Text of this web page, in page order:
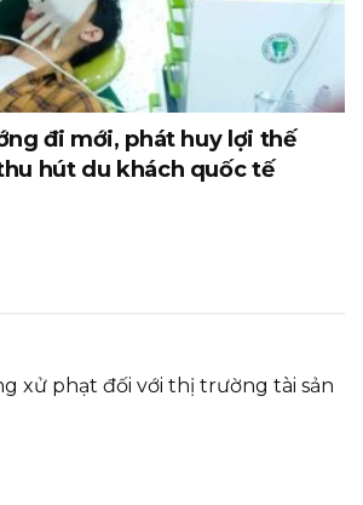
đi mới, phát huy lợi thế
hút du khách quốc tế
xử phạt đối với thị trường tài sản